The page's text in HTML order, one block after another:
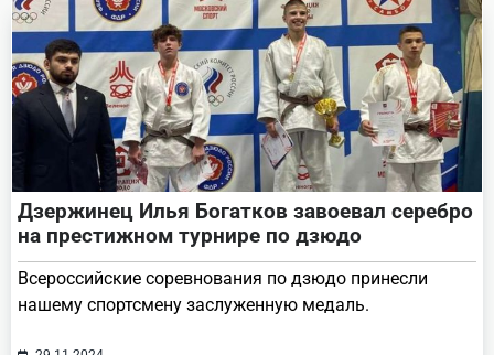
Дзержинец Илья Богатков завоевал серебро
на престижном турнире по дзюдо
Всероссийские соревнования по дзюдо принесли
нашему спортсмену заслуженную медаль.